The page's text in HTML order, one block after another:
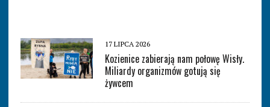
17 LIPCA 2026
Kozienice zabierają nam połowę Wisły.
Miliardy organizmów gotują się
żywcem